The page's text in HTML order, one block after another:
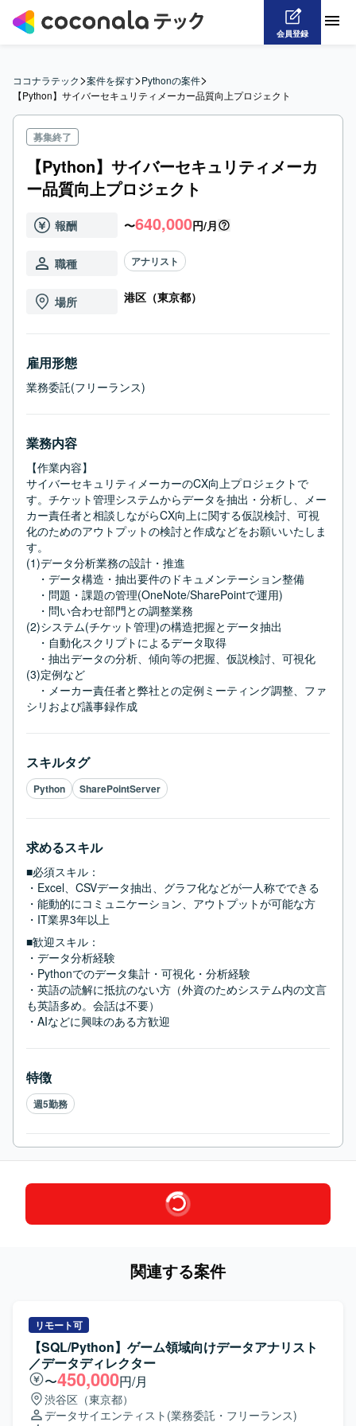
会員登録
ココナラテック>案件を探す>Pythonの案件>
【Python】サイバーセキュリティメーカー品質向上プロジェクト
募集終了
【Python】サイバーセキュリティメーカ
ー品質向上プロジェクト
報酬 〜640,000円/月
職種 アナリスト
場所 港区（東京都）
雇用形態
業務委託(フリーランス)
業務内容
【作業内容】
サイバーセキュリティメーカーのCX向上プロジェクトで
す。チケット管理システムからデータを抽出・分析し、メー
カー責任者と相談しながらCX向上に関する仮説検討、可視
化のためのアウトプットの検討と作成などをお願いいたしま
す。
(1)データ分析業務の設計・推進
・データ構造・抽出要件のドキュメンテーション整備
・問題・課題の管理(OneNote/SharePointで運用)
・問い合わせ部門との調整業務
(2)システム(チケット管理)の構造把握とデータ抽出
・自動化スクリプトによるデータ取得
・抽出データの分析、傾向等の把握、仮説検討、可視化
(3)定例など
・メーカー責任者と弊社との定例ミーティング調整、ファ
シリおよび議事録作成
スキルタグ
Python SharePointServer
求めるスキル
■必須スキル：
・Excel、CSVデータ抽出、グラフ化などが一人称でできる
・能動的にコミュニケーション、アウトプットが可能な方
・IT業界3年以上
■歓迎スキル：
・データ分析経験
・Pythonでのデータ集計・可視化・分析経験
・英語の読解に抵抗のない方（外資のためシステム内の文言
も英語多め。会話は不要）
・AIなどに興味のある方歓迎
特徴
週5勤務
関連する案件
リモート可
【SQL/Python】ゲーム領域向けデータアナリスト
／データディレクター
〜450,000円/月
渋谷区（東京都）
データサイエンティスト (業務委託・フリーランス)